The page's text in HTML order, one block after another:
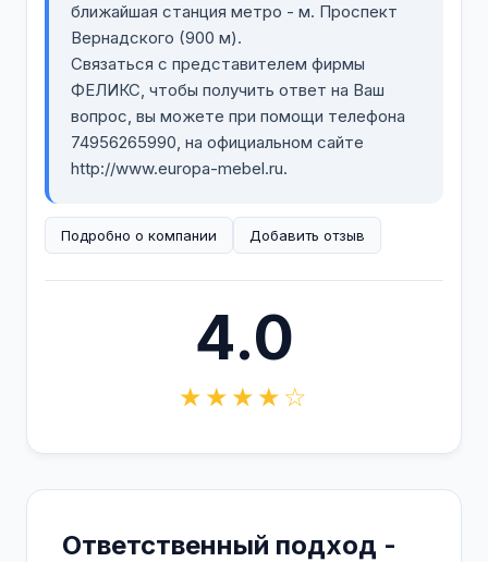
ближайшая станция метро - м. Проспект
Вернадского (900 м).
Связаться с представителем фирмы
ФЕЛИКС, чтобы получить ответ на Ваш
вопрос, вы можете при помощи телефона
74956265990, на официальном сайте
http://www.europa-mebel.ru.
Подробно о компании Добавить отзыв
4.0
★★★★☆
Ответственный подход -